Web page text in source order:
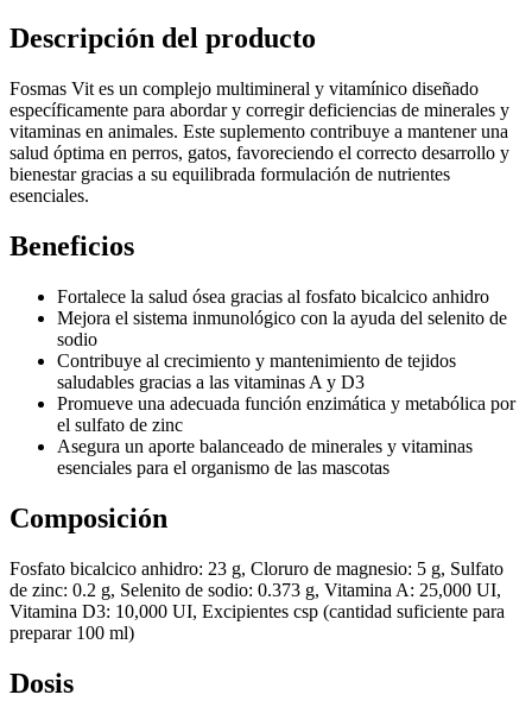
Descripción del producto
Fosmas Vit es un complejo multimineral y vitamínico diseñado
específicamente para abordar y corregir deficiencias de minerales y
vitaminas en animales. Este suplemento contribuye a mantener una
salud óptima en perros, gatos, favoreciendo el correcto desarrollo y
bienestar gracias a su equilibrada formulación de nutrientes
esenciales.
Beneficios
Fortalece la salud ósea gracias al fosfato bicalcico anhidro
Mejora el sistema inmunológico con la ayuda del selenito de
sodio
Contribuye al crecimiento y mantenimiento de tejidos
saludables gracias a las vitaminas A y D3
Promueve una adecuada función enzimática y metabólica por
el sulfato de zinc
Asegura un aporte balanceado de minerales y vitaminas
esenciales para el organismo de las mascotas
Composición
Fosfato bicalcico anhidro: 23 g, Cloruro de magnesio: 5 g, Sulfato
de zinc: 0.2 g, Selenito de sodio: 0.373 g, Vitamina A: 25,000 UI,
Vitamina D3: 10,000 UI, Excipientes csp (cantidad suficiente para
preparar 100 ml)
Dosis